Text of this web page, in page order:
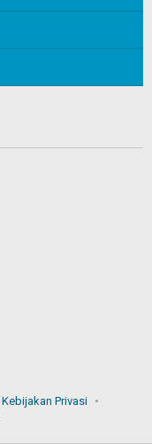
Kebijakan Privasi